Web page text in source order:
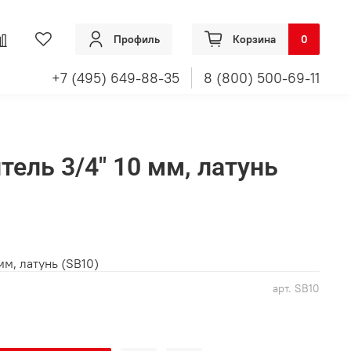
Профиль Корзина 0
+7 (495) 649-88-35 8 (800) 500-69-11
арт. SB10
3/4" 10 мм, латунь
латунь (SB10)